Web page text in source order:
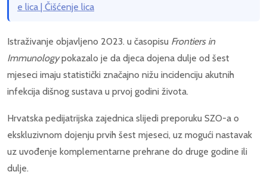
e lica | Čišćenje lica
Istraživanje objavljeno 2023. u časopisu Frontiers in
Immunologypokazalo je da djeca dojena dulje od šest
mjeseci imaju statistički značajno nižu incidenciju akutnih
infekcija dišnog sustava u prvoj godini života.
Hrvatska pedijatrijska zajednica slijedi preporuku SZO-a o
ekskluzivnom dojenju prvih šest mjeseci, uz mogući nastavak
uz uvođenje komplementarne prehrane do druge godine ili
dulje.